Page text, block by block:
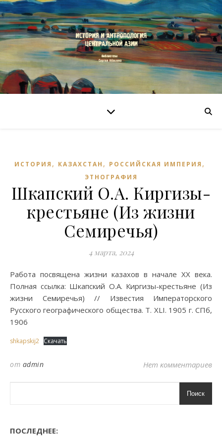
ИСТОРИЯ , КАЗАХСТАН , РОССИЙСКАЯ ИМПЕРИЯ ,
ЭТНОГРАФИЯ
Шкапский О.А. Киргизы-
крестьяне (Из жизни
Семиречья)
4 марта, 2024
Работа посвящена жизни казахов в начале XX века.
Полная ссылка: Шкапский О.А. Киргизы-крестьяне (Из
жизни Семиречья) // Известия Императорского
Русского географического общества. Т. XLI. 1905 г. СПб,
1906
shkapskij2 Скачать
от admin Нет комментариев
Поиск
ПОСЛЕДНЕЕ: